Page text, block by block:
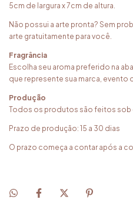
5cm de largura x 7cm de altura.
Não possui a arte pronta? Sem
arte gratuitamente para você.
Fragrância
Escolha seu aroma preferido na aba
que represente sua marca, evento
Produção
Todos os produtos são feitos sob
Prazo de produção: 15 a 30 dias
O prazo começa a contar após a